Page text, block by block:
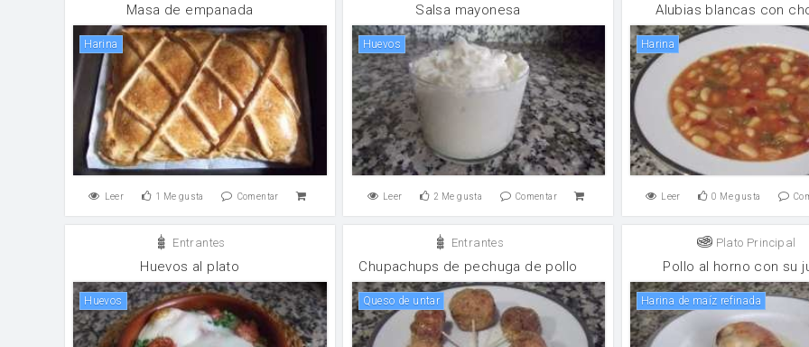
Masa de empanada
harina
Leer 1 Me gusta Comentar
Salsa mayonesa
huevos
Leer 2 Me gusta Comentar
Alubias blancas con
harina
Leer 0 Me gusta
Entrantes
Huevos al plato
huevos
Entrantes
Chupachups de pechuga de pollo
Queso de untar
Plato Principal
Pollo al horno con su
Harina de maíz refinada